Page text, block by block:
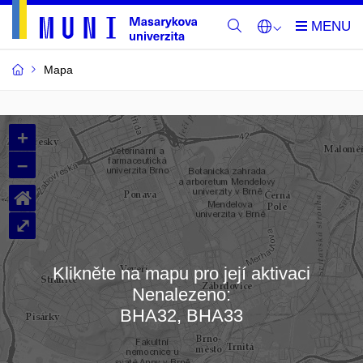
Mapa
Budovy
a
místnosti
MU
Načítám mapu…
+
–
⌂
⤢
Klikněte na mapu pro její aktivaci
Nenalezeno:
BHA32, BHA33